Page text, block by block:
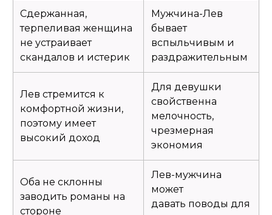
Сдержанная,
терпеливая женщина
не устраивает
скандалов и истерик
Мужчина-Лев
бывает
вспыльчивым и
раздражительным
Лев стремится к
комфортной жизни,
поэтому имеет
высокий доход
Для девушки
свойственна
мелочность,
чрезмерная
экономия
Оба не склонны
заводить романы на
стороне
Лев-мужчина
может
давать поводы для